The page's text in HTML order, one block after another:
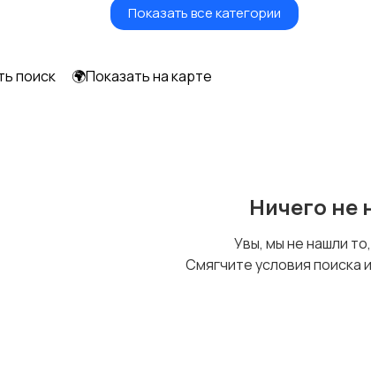
Ремонт техники
Показать все категории
поиск 🌍Показать на карте
Ничего не
Увы, мы не нашли
Смягчите условия поиска